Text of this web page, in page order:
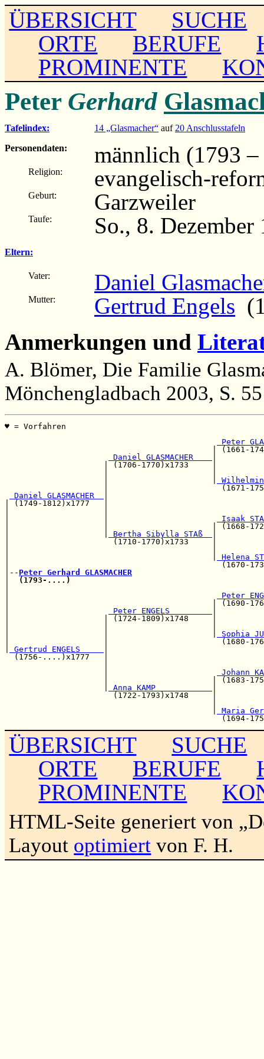
ÜBERSICHT
SUCHE
ORTE
BERUFE
PROMINENTE
Peter Gerhard
Tafelindex: 14 „Glasmacher“ auf 20 Anschlusstafeln
Personendaten:
männlich (1793
Religion: evangelisch-
Geburt: Garzweiler
Taufe: So., 8.
Eltern:
Vater: Daniel
Mutter: Gertrud Engels
Anmerkungen und
A. Blömer, Die Familie
Mönchengladbach 2003, S. 55
♥ =
Peter
|
Daniel GLASMACHER
| (1706-
|
Daniel GLASMACHER
| (1749-
|                    |                      | (1668-
Bertha Sibylla STAß
|                      (1710-
|                                             (1670-
|-- Peter Gerhard GLASMACHER
(1793-....)
|                                           | (1690-
Peter ENGELS
|                    | (1724-
|                    |                        (1680-
Gertrud ENGELS
(1756-
|                      |
Anna KAMP
(1722-
Maria
ÜBERSICHT
SUCHE
ORTE
BERUFE
PROMINENTE
HTML-Seite generiert von
Layout optimiert von F. H.